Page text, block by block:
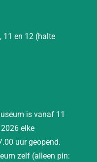
11 en 12 (halte
is vanaf 11
elke
uur geopend.
zelf (alleen pin: